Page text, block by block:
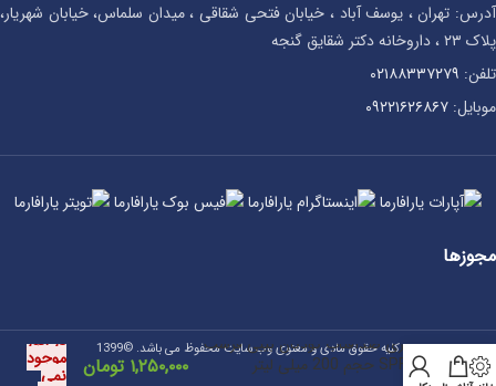
آدرس: تهران ، یوسف آباد ، خیابان فتحی شقاقی ، میدان سلماس، خیابان شهریار،
پلاک ۲۳ ، داروخانه دکتر شقایق گنجه
تلفن: ۰۲۱۸۸۳۳۷۲۷۹
موبایل: ۰۹۲۲۱۶۲۶۸۶۷
مجوزها
کلیه حقوق مادی و معنوی وب سایت محفوظ می باشد. ©1399
اسپری ضدآفتاب کودکان بیبی فرست
SPF50 حجم 200 میلی لیتر
۱,۲۵۰,۰۰۰ تومان
در انبار
موجود
نمی